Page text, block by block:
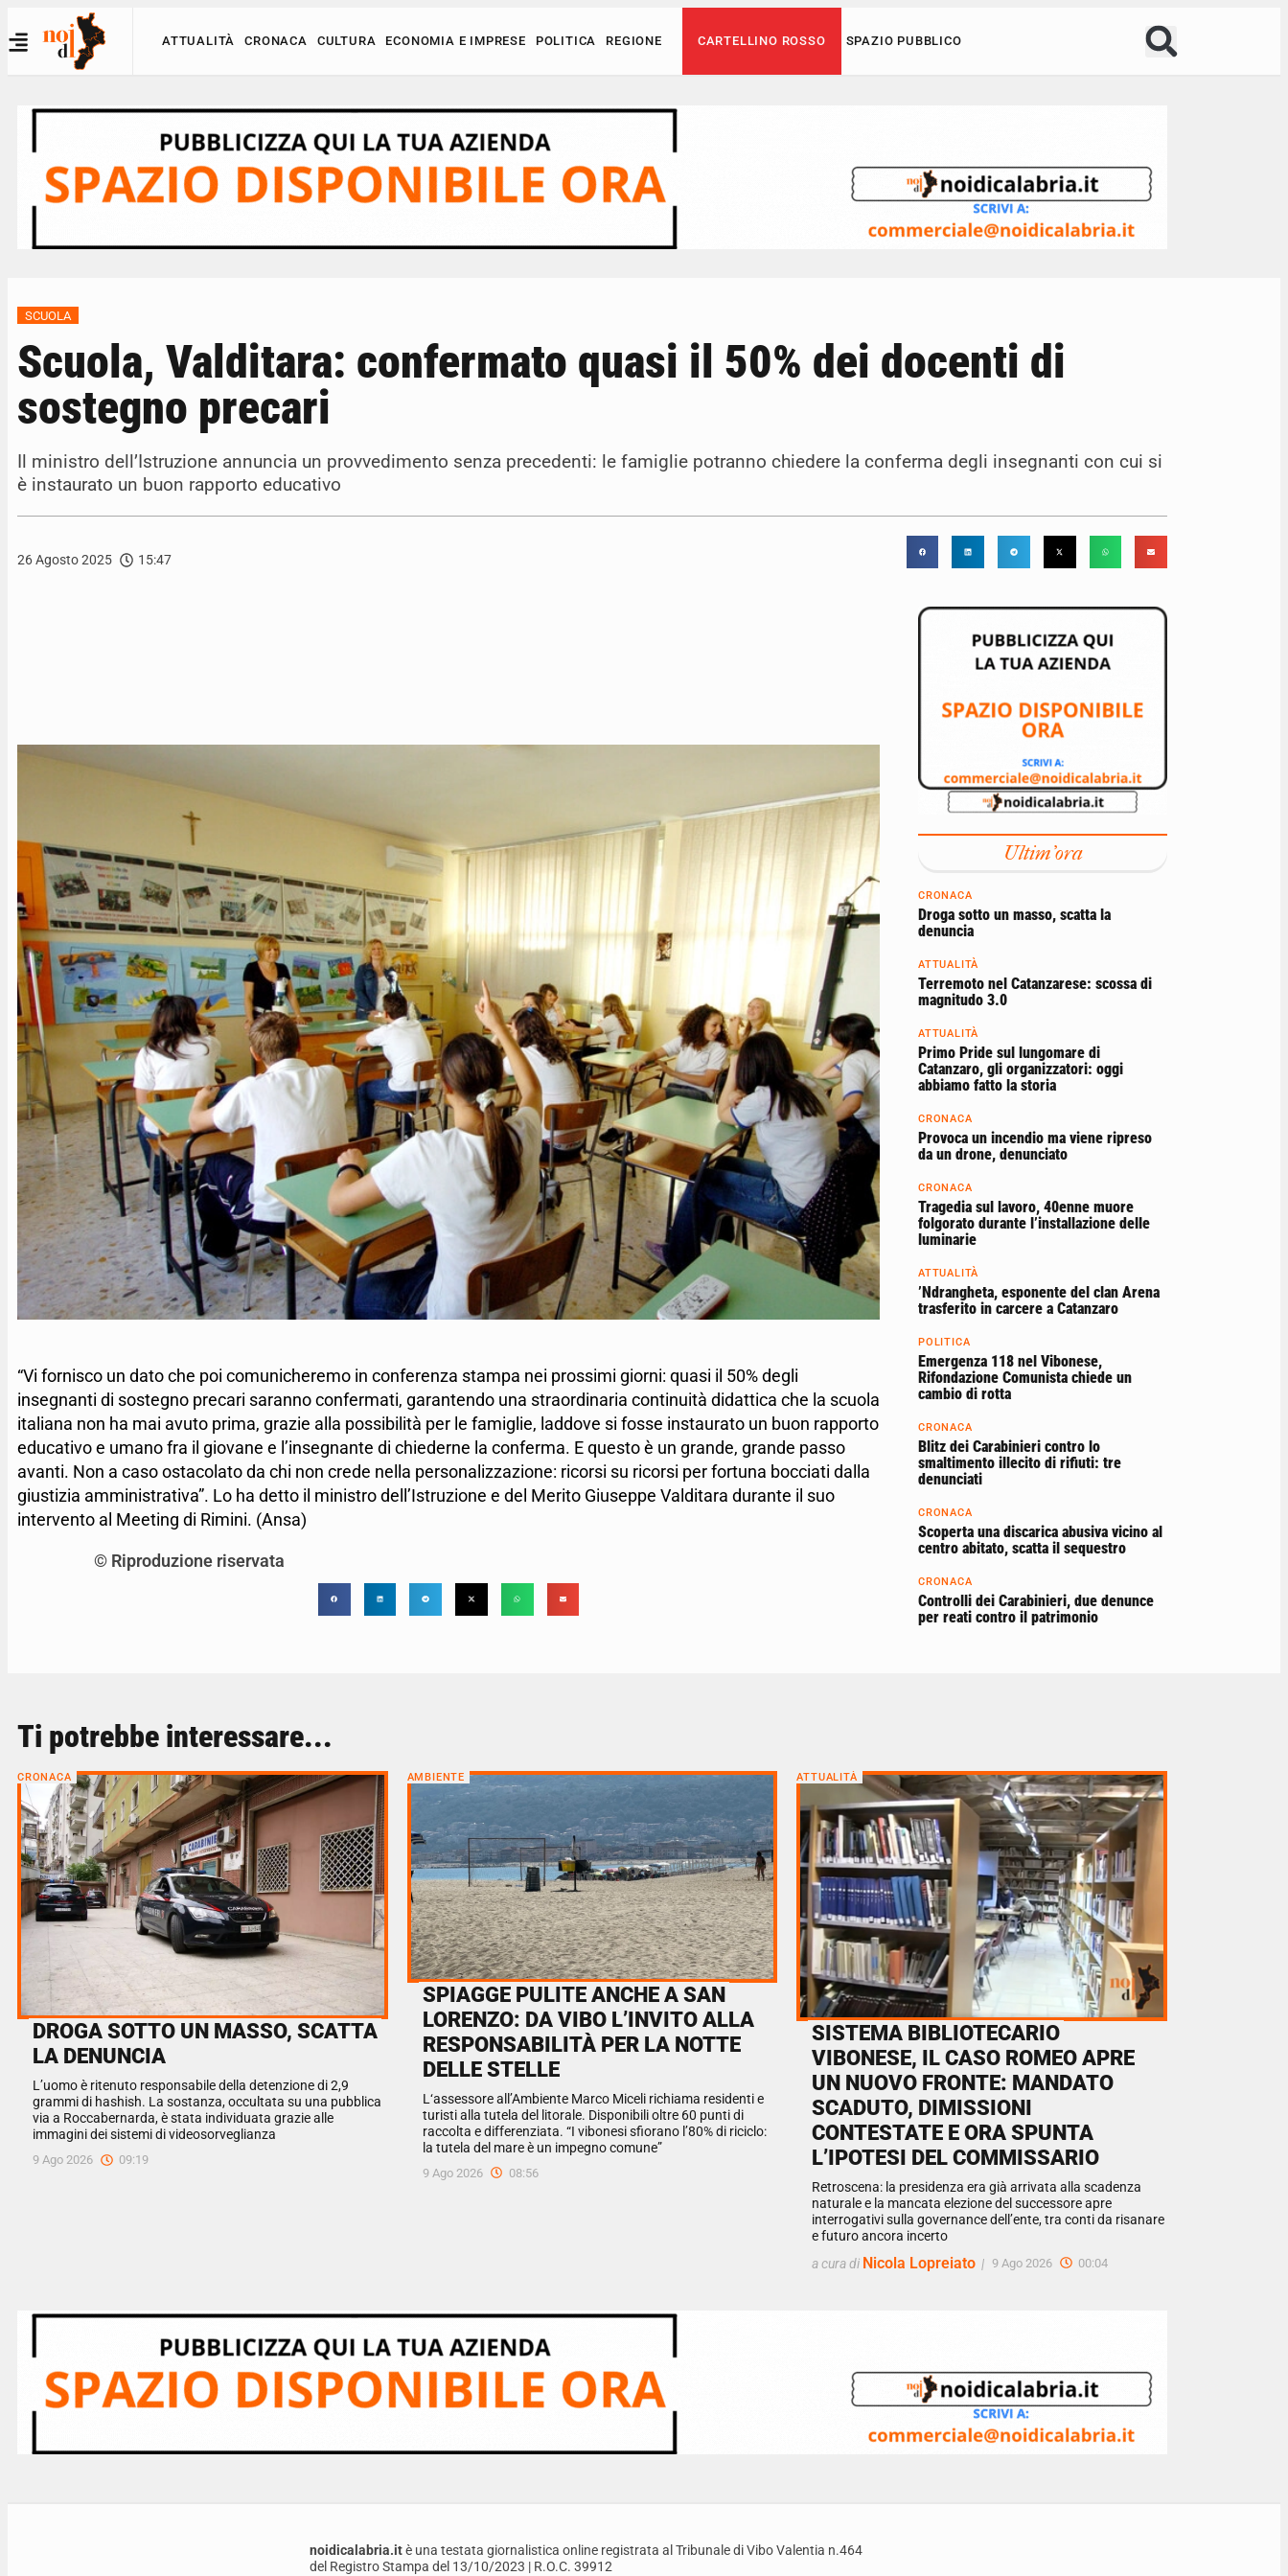
ATTUALITÀ CRONACA CULTURA ECONOMIA E IMPRESE POLITICA REGIONE CARTELLINO ROSSO SPAZIO PUBBLICO
SCUOLA
Scuola, Valditara: confermato quasi il 50% dei docenti di
sostegno precari
Il ministro dell’Istruzione annuncia un provvedimento senza precedenti: le famiglie potranno chiedere la conferma degli insegnanti con cui si
è instaurato un buon rapporto educativo
26 Agosto 2025 15:47
“Vi fornisco un dato che poi comunicheremo in conferenza stampa nei prossimi giorni: quasi il 50% degli
insegnanti di sostegno precari saranno confermati, garantendo una straordinaria continuità didattica che la scuola
italiana non ha mai avuto prima, grazie alla possibilità per le famiglie, laddove si fosse instaurato un buon rapporto
educativo e umano fra il giovane e l’insegnante di chiederne la conferma. E questo è un grande, grande passo
avanti. Non a caso ostacolato da chi non crede nella personalizzazione: ricorsi su ricorsi per fortuna bocciati dalla
giustizia amministrativa”. Lo ha detto il ministro dell’Istruzione e del Merito Giuseppe Valditara durante il suo
intervento al Meeting di Rimini. (Ansa)
© Riproduzione riservata
Ultim'ora
CRONACA
Droga sotto un masso, scatta la
denuncia
ATTUALITÀ
Terremoto nel Catanzarese: scossa di
magnitudo 3.0
ATTUALITÀ
Primo Pride sul lungomare di
Catanzaro, gli organizzatori: oggi
abbiamo fatto la storia
CRONACA
Provoca un incendio ma viene ripreso
da un drone, denunciato
CRONACA
Tragedia sul lavoro, 40enne muore
folgorato durante l’installazione delle
luminarie
ATTUALITÀ
’Ndrangheta, esponente del clan Arena
trasferito in carcere a Catanzaro
POLITICA
Emergenza 118 nel Vibonese,
Rifondazione Comunista chiede un
cambio di rotta
CRONACA
Blitz dei Carabinieri contro lo
smaltimento illecito di rifiuti: tre
denunciati
CRONACA
Scoperta una discarica abusiva vicino al
centro abitato, scatta il sequestro
CRONACA
Controlli dei Carabinieri, due denunce
per reati contro il patrimonio
Ti potrebbe interessare...
CRONACA
DROGA SOTTO UN MASSO, SCATTA
LA DENUNCIA
L’uomo è ritenuto responsabile della detenzione di 2,9
grammi di hashish. La sostanza, occultata su una pubblica
via a Roccabernarda, è stata individuata grazie alle
immagini dei sistemi di videosorveglianza
9 Ago 2026 09:19
AMBIENTE
SPIAGGE PULITE ANCHE A SAN
LORENZO: DA VIBO L’INVITO ALLA
RESPONSABILITÀ PER LA NOTTE
DELLE STELLE
L‘assessore all’Ambiente Marco Miceli richiama residenti e
turisti alla tutela del litorale. Disponibili oltre 60 punti di
raccolta e differenziata. “I vibonesi sfiorano l’80% di riciclo:
la tutela del mare è un impegno comune”
9 Ago 2026 08:56
ATTUALITÀ
SISTEMA BIBLIOTECARIO
VIBONESE, IL CASO ROMEO APRE
UN NUOVO FRONTE: MANDATO
SCADUTO, DIMISSIONI
CONTESTATE E ORA SPUNTA
L’IPOTESI DEL COMMISSARIO
Retroscena: la presidenza era già arrivata alla scadenza
naturale e la mancata elezione del successore apre
interrogativi sulla governance dell’ente, tra conti da risanare
e futuro ancora incerto
a cura di Nicola Lopreiato | 9 Ago 2026 00:04
noidicalabria.itè una testata giornalistica online registrata al Tribunale di Vibo Valentia n.464
del Registro Stampa del 13/10/2023 | R.O.C. 39912